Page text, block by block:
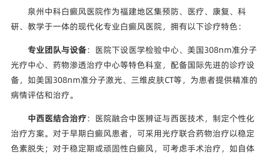
泉州中科白癜风医院作为福建地区集预防、医疗、康复、科
研、教学于一体的现代化专业白癜风医院，拥有以下诊疗特色：
专业团队与设备：医院下设医学检验中心、美国308nm准分子
光疗中心、药物渗透治疗中心等特色科室，配备国际先进的诊疗设
备，如美国308nm准分子激光、三维皮肤CT等，为患者提供精准的
病情评估和治疗。
中西医结合治疗：医院融合中医辨证与西医技术，制定个性化
治疗方案。对于早期白癜风患者，可采用光疗联合药物治疗以稳定
色素脱失；对于稳定期或顽固性白癜风，可考虑手术治疗，如自体